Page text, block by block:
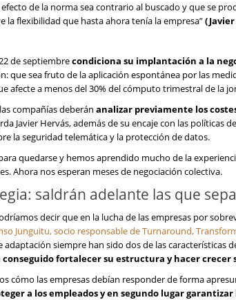
efecto de la norma sea contrario al buscado y que se
la flexibilidad que hasta ahora tenía la empresa”
de septiembrecondiciona su implantación a la
que sea fruto de la aplicación espontánea por las
afecte a menos del 30% del cómputo trimestral de la
compañías deberán analizar previamente los
Javier Hervás, además de su encaje con las políticas
la seguridad telemática y la protección de datos.
quedarse y hemos aprendido mucho de la
Ahora nos esperan meses de negociación colectiva.
saldrán adelante las que
decir que en la lucha de las empresas por
Junguitu, socio responsable de Turnaround,
siempre han sido dos de las características
fortalecer su estructura y hacer crecer
cómo las empresas debían responder de forma
a los empleados y en segundo lugar